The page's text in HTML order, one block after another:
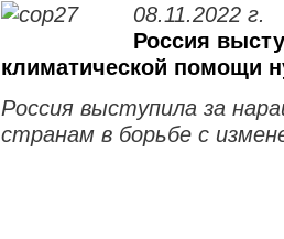
08.11.2022 г.
Россия
климатической помощи
Россия выступила за
странам в борьбе с